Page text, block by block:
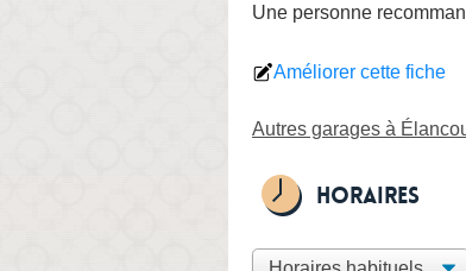
Une personne
Améliorer cette fiche
Autres garages à
Horaires